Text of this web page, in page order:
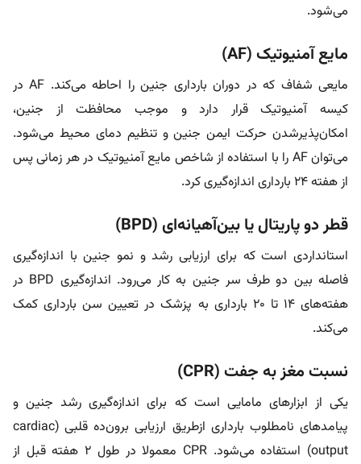
می‌شود.
مایع آمنیوتیک (AF)
مایعی شفاف که در دوران بارداری جنین را احاطه می‌کند. AF در
کیسه آمنیوتیک قرار دارد و موجب محافظت از جنین،
امکان‌پذیرشدن حرکت ایمن جنین و تنظیم دمای محیط می‌شود.
می‌توان AF را با استفاده از شاخص مایع آمنیوتیک در هر زمانی پس
از هفته ۲۴ بارداری اندازه‌گیری کرد.
قطر دو پاریتال یا بین‌آهیانه‌ای (BPD)
استانداردی است که برای ارزیابی رشد و نمو جنین با اندازه‌گیری
فاصله بین دو طرف سر جنین به کار می‌رود. اندازه‌گیری BPD در
هفته‌های ۱۴ تا ۲۰ بارداری به پزشک در تعیین سن بارداری کمک
می‌کند.
نسبت مغز به جفت (CPR)
یکی از ابزارهای مامایی است که برای اندازه‌گیری رشد جنین و
پیامدهای نامطلوب بارداری ازطریق ارزیابی برون‌ده قلبی (cardiac
output) استفاده می‌شود. CPR معمولا در طول ۲ هفته قبل از